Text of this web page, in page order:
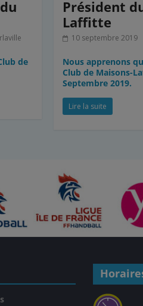
de
Président
Laffitte
10 septembre 2019
Nous apprenons
Club de Maisons-
Septembre 2019.
Lire la suite